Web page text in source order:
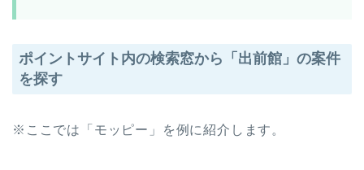
ポイントサイト内の検索窓から「出前館」の案件
を探す
※ここでは「モッピー」を例に紹介します。